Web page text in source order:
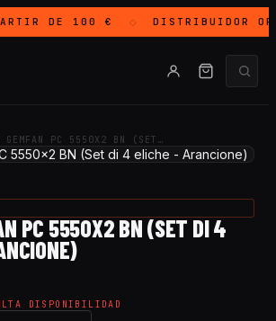
DE 100 € ◇ DISTRIBUIDOR
GEMFAN PC 5550X2 BN (SET…
PC 5550X2 BN (SET DI 4
DISPONIBILIDAD